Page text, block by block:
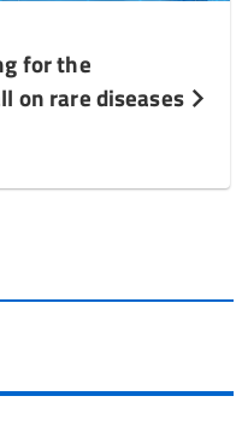
for the
on rare diseases